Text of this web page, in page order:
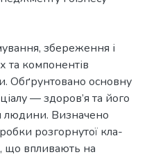
збереження і
та компонентів
Обґрунтовано основну
— здоров’я та його
людини. Визначено
розгорнутої кла-
що впливають на